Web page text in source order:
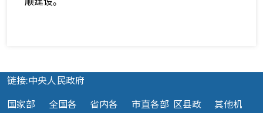
链接:中央人民政府
国家部
全国各 省内各 市直各部 区县政 其他机